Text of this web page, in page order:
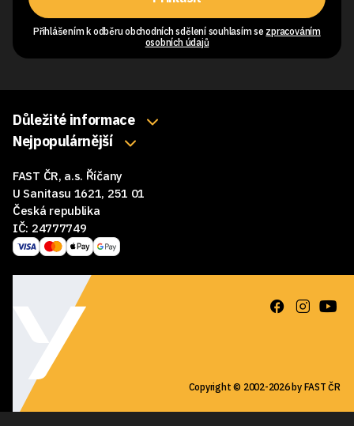
Přihlášením k odběru obchodních sdělení souhlasím se zpracováním
osobních údajů
Důležité informace
O nás
Obchodní podmínky
Reklamace a vrácení zboží
GDPR
Nejpopulárnější
Myši
Sluchátka
Reproduktory
Podložky pod myš
FAST ČR, a.s. Říčany
U Sanitasu 1621, 251 01
Česká republika
IČ: 24777749
Copyright © 2002-2026 by FAST ČR